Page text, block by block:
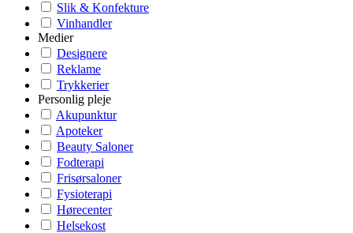
Slik & Konfekture
Vinhandler
Medier
Designere
Reklame
Trykkerier
Personlig pleje
Akupunktur
Apoteker
Beauty Saloner
Fodterapi
Frisørsaloner
Fysioterapi
Hørecenter
Helsekost